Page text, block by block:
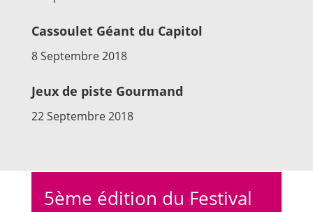
Cassoulet Géant du Capitol
8 Septembre 2018
Jeux de piste Gourmand
22 Septembre 2018
5ème édition du Festival